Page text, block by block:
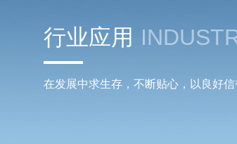
行业应用
在发展中求生存，不断贴心，以良好